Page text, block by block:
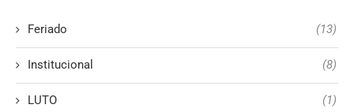
Feriado (13)
Institucional (8)
LUTO (1)